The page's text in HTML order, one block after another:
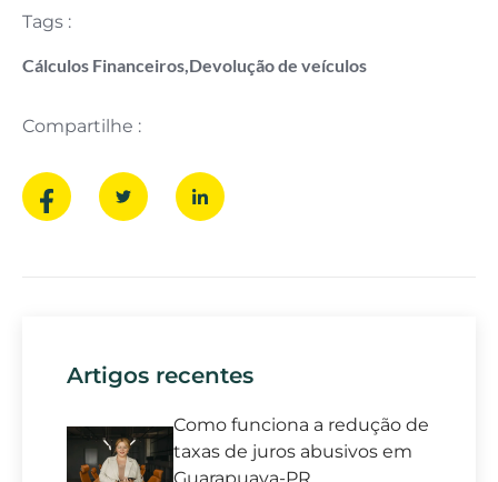
Tags :
Cálculos Financeiros Devolução de veículos
Compartilhe :
Artigos recentes
Como funciona a redução de
taxas de juros abusivos em